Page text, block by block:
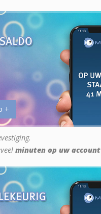
+
minuten op uw account